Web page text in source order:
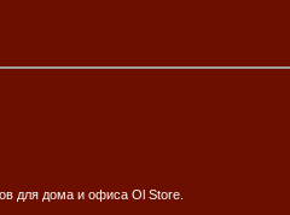
для дома и офиса Ol Store.